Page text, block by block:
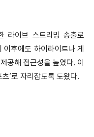
라이브 스트리밍 송출로
후에도 하이라이트나 게
공해 접근성을 높였다. 이
’로 자리잡도록 도왔다.